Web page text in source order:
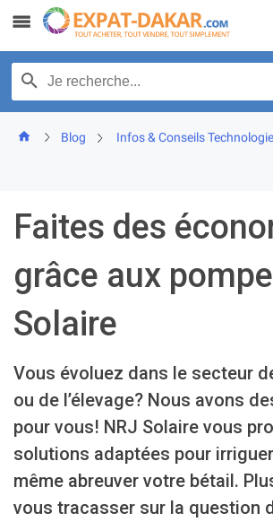
content
Recherche par texte
Blog Infos & Conseils
Faites des
grâce aux
Solaire
Vous évoluez dans le secteur
ou de l’élevage? Nous avons
pour vous! NRJ Solaire vous
solutions adaptées pour
même abreuver votre bétail.
vous tracasser sur la question